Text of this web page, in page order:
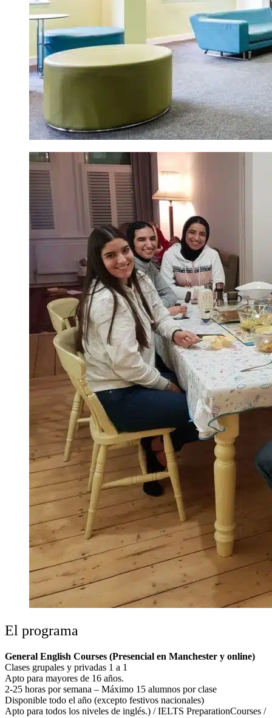
El programa
General English Courses (Presencial en Manchester y online)
Clases grupales y privadas 1 a 1
Apto para mayores de 16 años.
2-25 horas por semana – Máximo 15 alumnos por clase
Disponible todo el año (excepto festivos nacionales)
Apto para todos los niveles de inglés.) / IELTS PreparationCourses /